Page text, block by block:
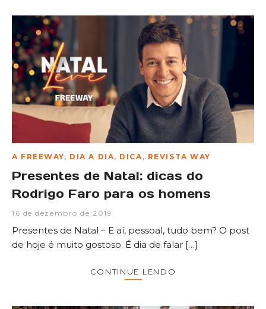
A FREEWAY, DIA A DIA, DICA , REVISTA WAY
Presentes de Natal: dicas do
Rodrigo Faro para os homens
16 de dezembro de 2019
Presentes de Natal – E aí, pessoal, tudo bem? O post
de hoje é muito gostoso. É dia de falar […]
CONTINUE LENDO